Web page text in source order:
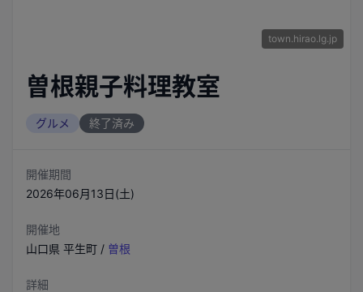
town.hirao.lg.jp
曽根親子料理教室
グルメ 終了済み
開催期間
2026年06月13日(土)
開催地
山口県 平生町 / 曽根
詳細